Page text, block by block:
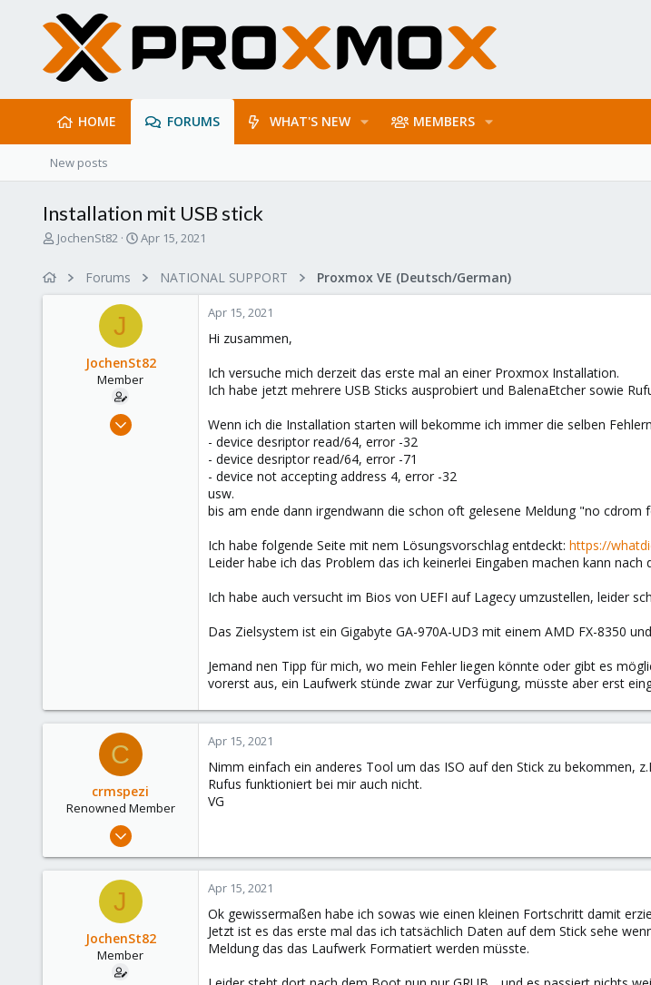
HOME FORUMS WHAT'S NEW MEMBERS
New posts
Installation mit USB stick
T
JochenSt82
S
r
d
a
e
Apr 15, 2021
Forums NATIONAL SUPPORT Proxmox VE (Deutsch/German)
J
JochenSt82
Member
Apr 15, 2021
Apr 15, 2021
Hi zusammen,
Ich versuche mich derzeit das erste mal an einer Proxmox Installation.
Ich habe jetzt mehrere USB Sticks ausprobiert und BalenaEtcher sowie
Wenn ich die Installation starten will bekomme ich immer die selben
- device desriptor read/64, error -32
- device desriptor read/64, error -71
- device not accepting address 4, error -32
usw.
bis am ende dann irgendwann die schon oft gelesene Meldung "no cdrom
Ich habe folgende Seite mit nem Lösungsvorschlag entdeckt: https://
Leider habe ich das Problem das ich keinerlei Eingaben machen kann
Ich habe auch versucht im Bios von UEFI auf Lagecy umzustellen, leider
Das Zielsystem ist ein Gigabyte GA-970A-UD3 mit einem AMD FX-8350
Jemand nen Tipp für mich, wo mein Fehler liegen könnte oder gibt es
vorerst aus, ein Laufwerk stünde zwar zur Verfügung, müsste aber erst
C
crmspezi
Renowned Member
Sep 5, 2019
34
Apr 15, 2021
Nimm einfach ein anderes Tool um das ISO auf den Stick zu bekommen,
Rufus funktioniert bei mir auch nicht.
VG
J
JochenSt82
Member
Apr 15, 2021
Ok gewissermaßen habe ich sowas wie einen kleinen Fortschritt damit
Jetzt ist es das erste mal das ich tatsächlich Daten auf dem Stick sehe
Meldung das das Laufwerk Formatiert werden müsste.